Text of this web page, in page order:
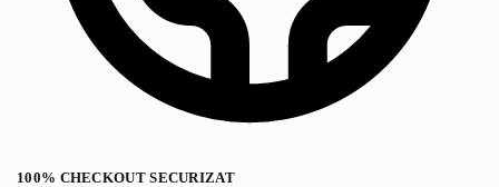
100% CHECKOUT SECURIZAT